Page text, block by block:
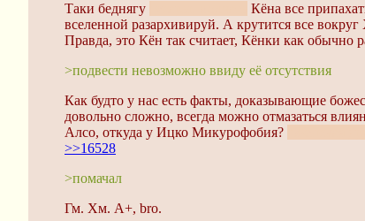
Таки беднягу
Кёна все
вселенной разархивируй. А крутится все вокруг
Правда, это Кён так считает, Кёнки как обычно
>подвести невозможно ввиду её отсутствия
Как будто у нас есть факты, доказывающие
довольно сложно, всегда можно отмазаться
Алсо, откуда у Ицко Микурофобия?
>>16528
>помачал
Гм. Хм. A+, bro.